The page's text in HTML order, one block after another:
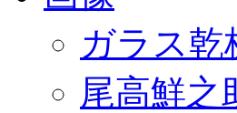
ガラス乾
尾高鮮之